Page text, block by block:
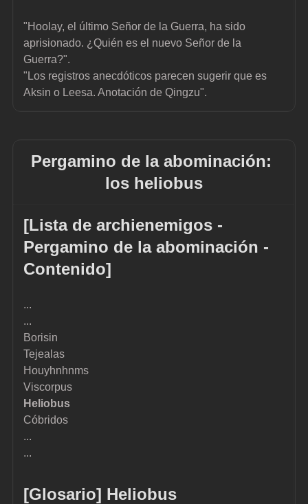
"Hoolay, el último Señor de la Guerra, ha sido
aprisionado. ¿Quién es el nuevo Señor de la
Guerra?".
"Los registros anecdóticos parecen sugerir que es
Aksin o Leesa. Anotación de Qingzu".
Pergamino de la abominación:
los heliobus
[Lista de archienemigos -
Pergamino de la abominación -
Contenido]
...
...
Borisin
Tejealas
Houyhnhnms
Viscorpus
Heliobus
Cóbridos
...
...
[Glosario] Heliobus